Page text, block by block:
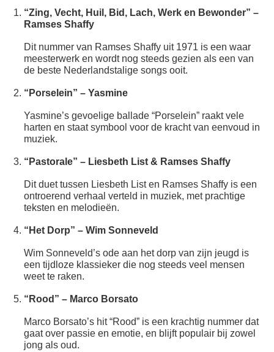
“Zing, Vecht, Huil, Bid, Lach, Werk en Bewonder” –
Ramses Shaffy
Dit nummer van Ramses Shaffy uit 1971 is een waar
meesterwerk en wordt nog steeds gezien als een van
de beste Nederlandstalige songs ooit.
“Porselein” – Yasmine
Yasmine’s gevoelige ballade “Porselein” raakt vele
harten en staat symbool voor de kracht van eenvoud in
muziek.
“Pastorale” – Liesbeth List & Ramses Shaffy
Dit duet tussen Liesbeth List en Ramses Shaffy is een
ontroerend verhaal verteld in muziek, met prachtige
teksten en melodieën.
“Het Dorp” – Wim Sonneveld
Wim Sonneveld’s ode aan het dorp van zijn jeugd is
een tijdloze klassieker die nog steeds veel mensen
weet te raken.
“Rood” – Marco Borsato
Marco Borsato’s hit “Rood” is een krachtig nummer dat
gaat over passie en emotie, en blijft populair bij zowel
jong als oud.